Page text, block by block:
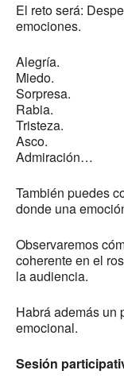
El reto será:
emociones.
Alegría.
Miedo.
Sorpresa.
Rabia.
Tristeza.
Asco.
Admiración…
También puedes
donde una
Observaremos
coherente en el
la audiencia.
Habrá además un
emocional.
Sesión